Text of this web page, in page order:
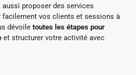
proposer des services
facilement vos clients et sessions à
dévoile toutes les étapes pour
et structurer votre activité avec